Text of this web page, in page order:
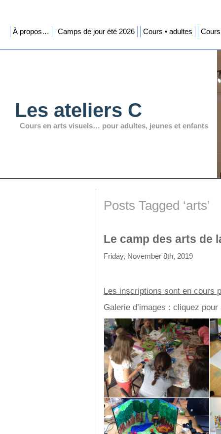
Les ateliers C
Cours en arts visuels… pour adultes, jeunes et enfants
Posts Tagged ‘arts’
Le camp des arts de
Friday, November 8th, 2019
Les inscriptions sont en cours
Galerie d’images : cliquez pour
À propos… Camps de jour été 2026 Cours • adultes